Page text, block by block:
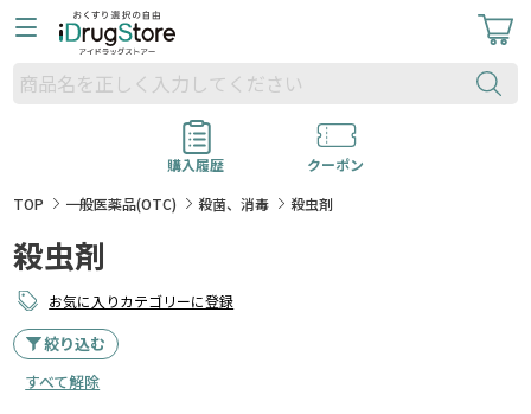
購入履歴
クーポン
TOP
一般医薬品(OTC) 殺菌、消毒 殺虫剤
殺虫剤
お気に入りカテゴリーに登録
絞り込む
すべて解除